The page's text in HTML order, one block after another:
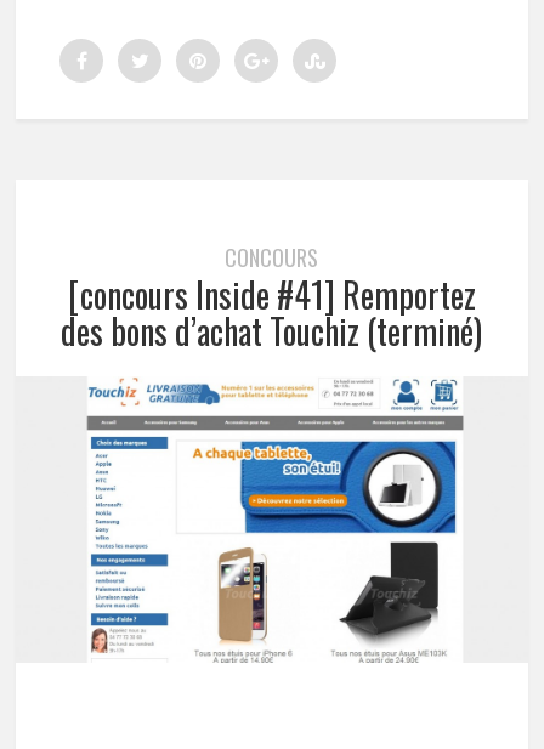
CONCOURS
[concours Inside #41] Remportez
des bons d’achat Touchiz (terminé)